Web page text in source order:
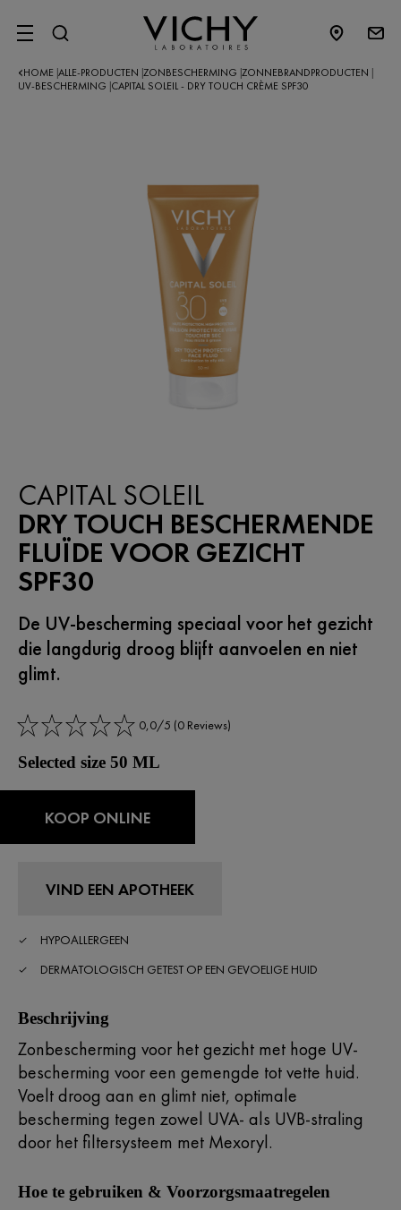
SITE MENU
HOME ALLE-PRODUCTEN ZONBESCHERMING ZONNEBRANDPRODUCTEN
UV-BESCHERMING CAPITAL SOLEIL - DRY TOUCH CRÈME SPF30
CAPITAL SOLEIL
DRY TOUCH BESCHERMENDE
FLUÏDE VOOR GEZICHT
SPF30
De UV-bescherming speciaal voor het gezicht
die langdurig droog blijft aanvoelen en niet
glimt. ​
0,0/5 (0 Reviews)
Selected size 50 ML
KOOP ONLINE
VIND EEN APOTHEEK
HYPOALLERGEEN
DERMATOLOGISCH GETEST OP EEN GEVOELIGE HUID
Beschrijving
Zonbescherming voor het gezicht met hoge UV-
bescherming voor een gemengde tot vette huid.
Voelt droog aan en glimt niet, optimale
bescherming tegen zowel UVA- als UVB-straling
door het filtersysteem met Mexoryl.​
Hoe te gebruiken & Voorzorgsmaatregelen